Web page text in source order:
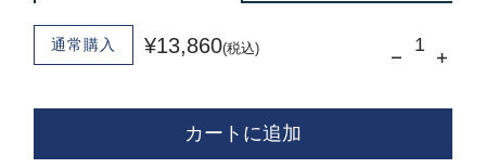
通常購入 ¥13,860(税込)
カートに追加